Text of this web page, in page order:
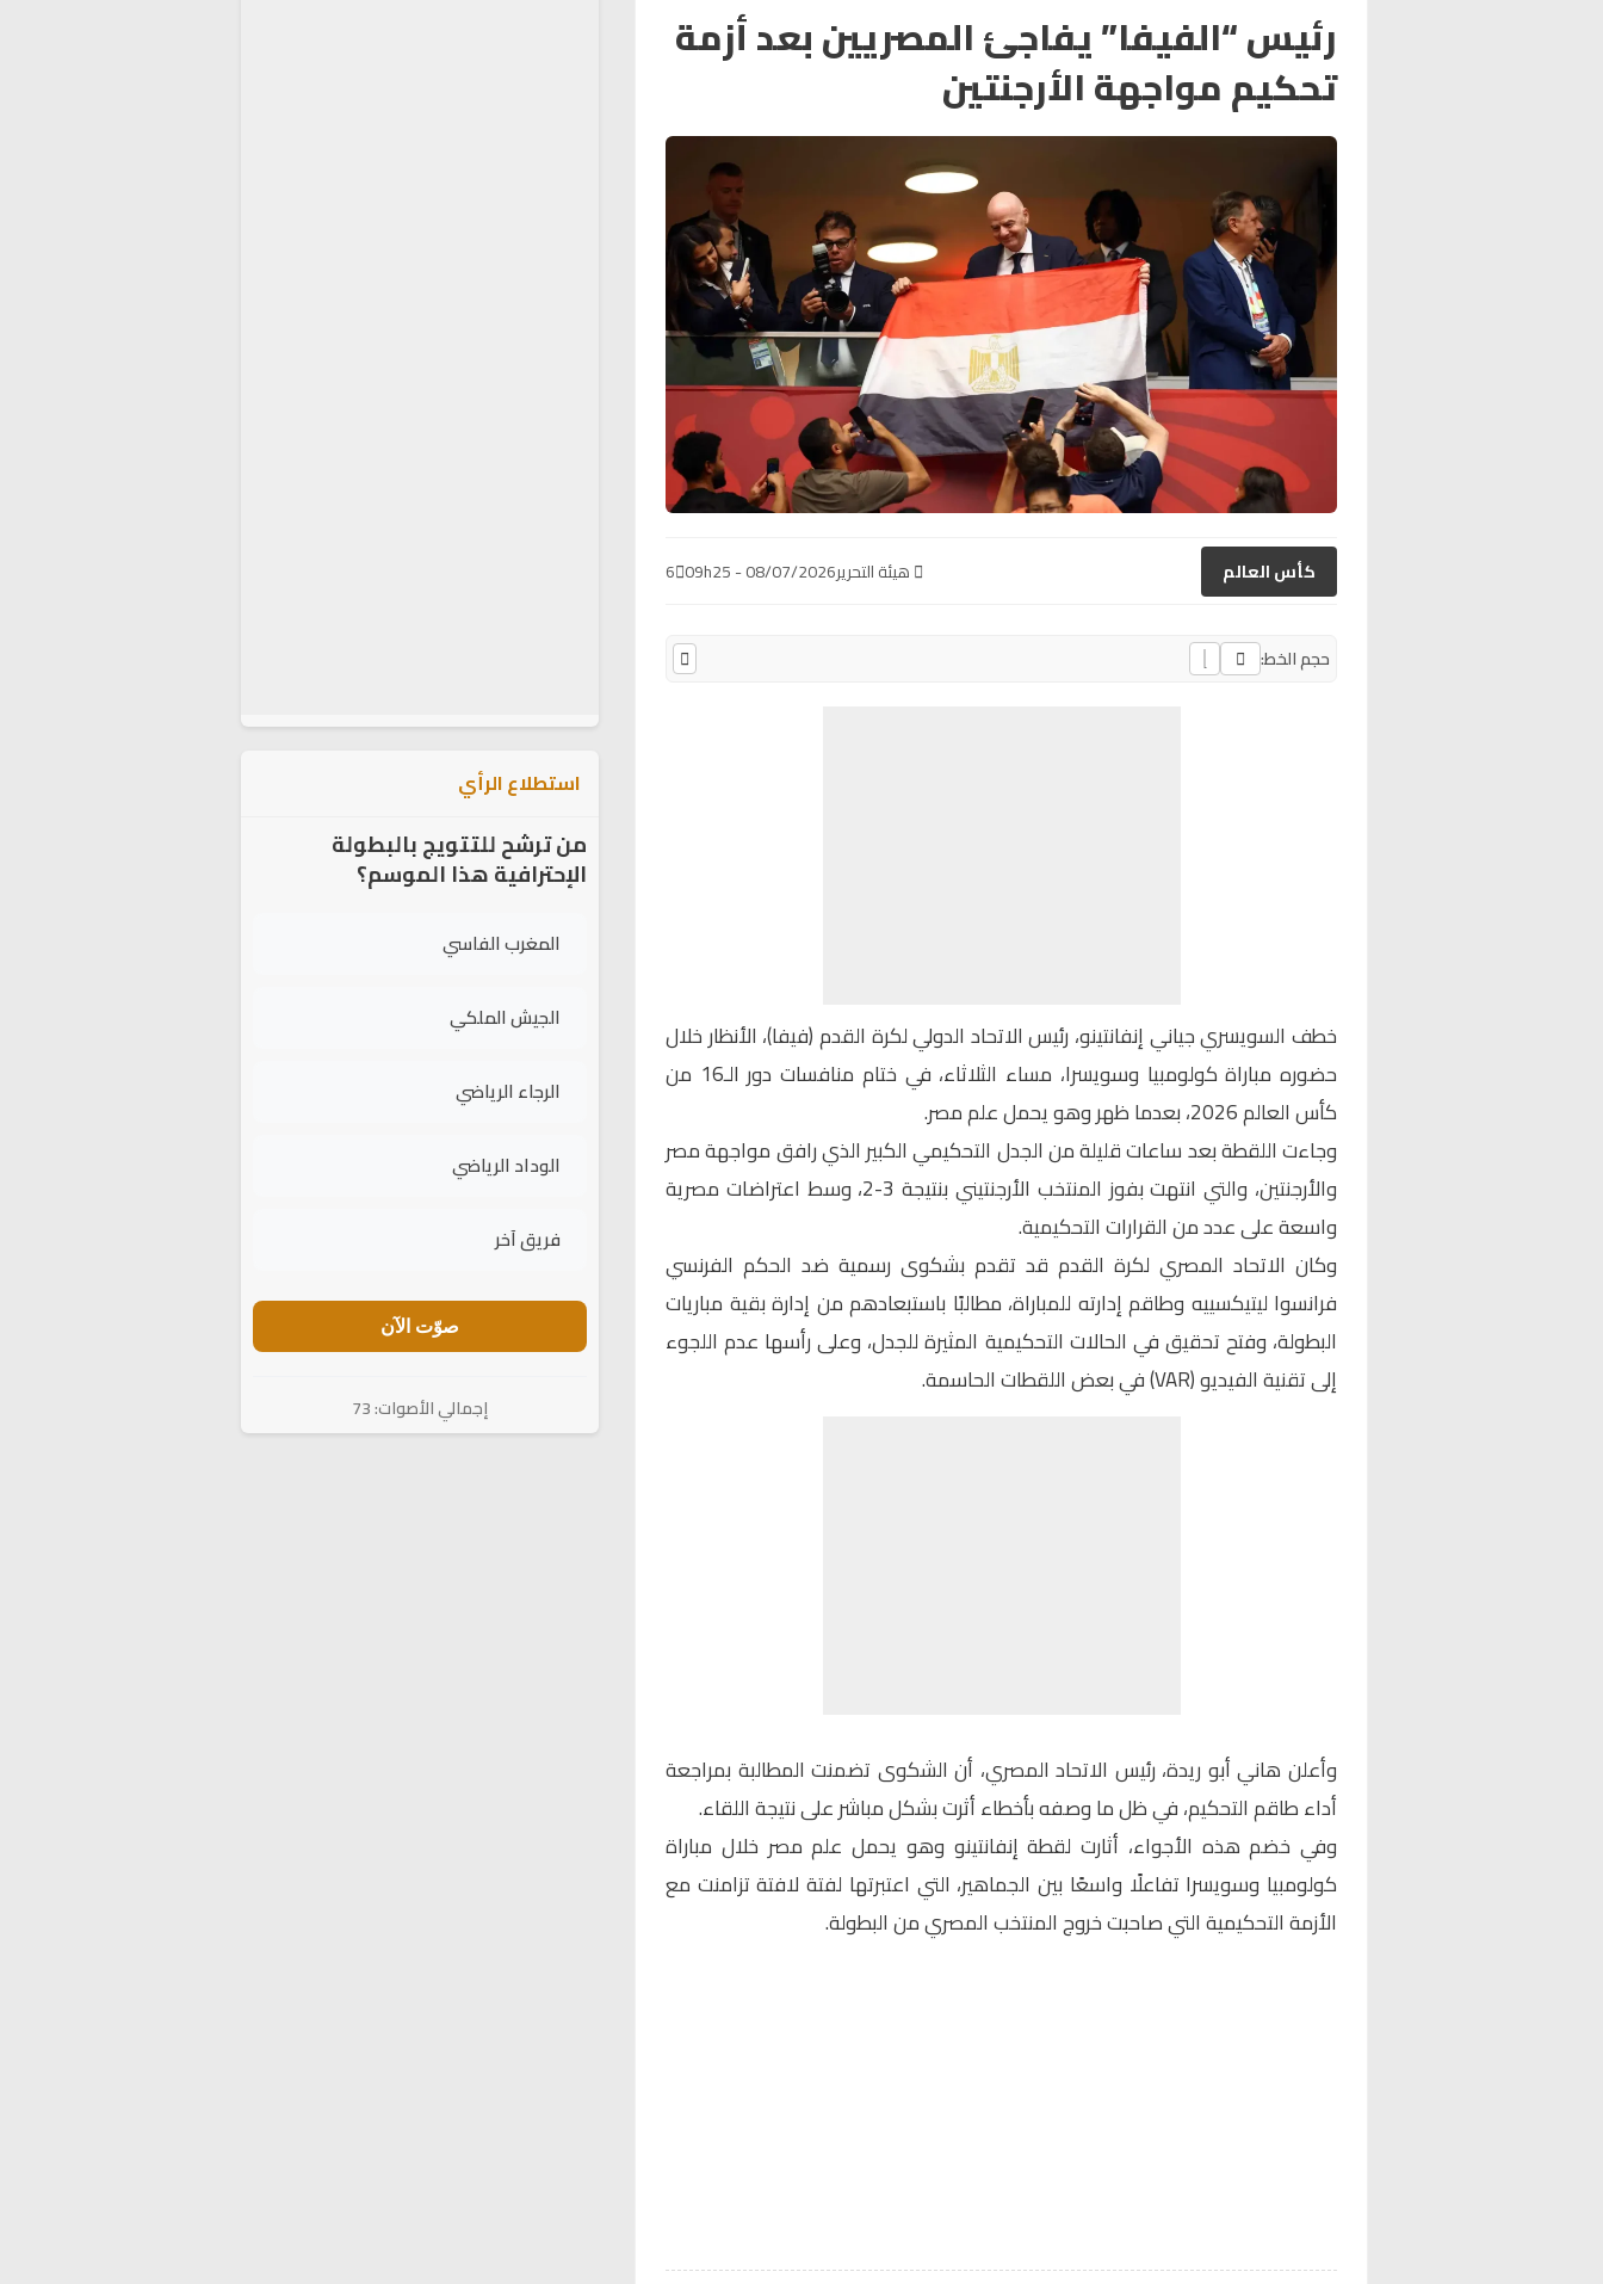
رئيس “الفيفا” يفاجئ المصريين بعد أزمة
تحكيم مواجهة الأرجنتين
كأس العالم هيئة التحرير08/07/2026 - 09h25
6
حجم الخط:
خطف السويسريجياني إنفانتينو، رئيس الاتحاد الدولي لكرة القدم (فيفا)، الأنظار خلال
حضوره مباراة كولومبيا وسويسرا، مساء الثلاثاء، في ختام منافسات دور الـ16 من
كأس العالم 2026، بعدما ظهر وهو يحمل علم مصر.
وجاءت اللقطة بعد ساعات قليلة من الجدل التحكيمي الكبير الذي رافق مواجهة مصر
والأرجنتين، والتي انتهت بفوز المنتخب الأرجنتيني بنتيجة 3-2، وسط اعتراضات مصرية
واسعة على عدد من القرارات التحكيمية.
وكان الاتحاد المصري لكرة القدم قد تقدم بشكوى رسمية ضد الحكم الفرنسي
فرانسوا ليتيكسييه وطاقم إدارته للمباراة، مطالبًا باستبعادهم من إدارة بقية مباريات
البطولة، وفتح تحقيق في الحالات التحكيمية المثيرة للجدل، وعلى رأسها عدم اللجوء
إلى تقنية الفيديو (VAR) في بعض اللقطات الحاسمة.
وأعلن هاني أبو ريدة، رئيس الاتحاد المصري، أن الشكوى تضمنت المطالبة بمراجعة
أداء طاقم التحكيم، في ظل ما وصفه بأخطاء أثرت بشكل مباشر على نتيجة اللقاء.
وفي خضم هذه الأجواء، أثارت لقطة إنفانتينو وهو يحمل علم مصر خلال مباراة
كولومبيا وسويسرا تفاعلًا واسعًا بين الجماهير، التي اعتبرتها لفتة لافتة تزامنت مع
الأزمة التحكيمية التي صاحبت خروج المنتخب المصري من البطولة.
استطلاع الرأي
من ترشح للتتويج بالبطولة
الإحترافية هذا الموسم؟
المغرب الفاسي
الجيش الملكي
الرجاء الرياضي
الوداد الرياضي
فريق آخر
صوّت الآن
إجمالي الأصوات: 73